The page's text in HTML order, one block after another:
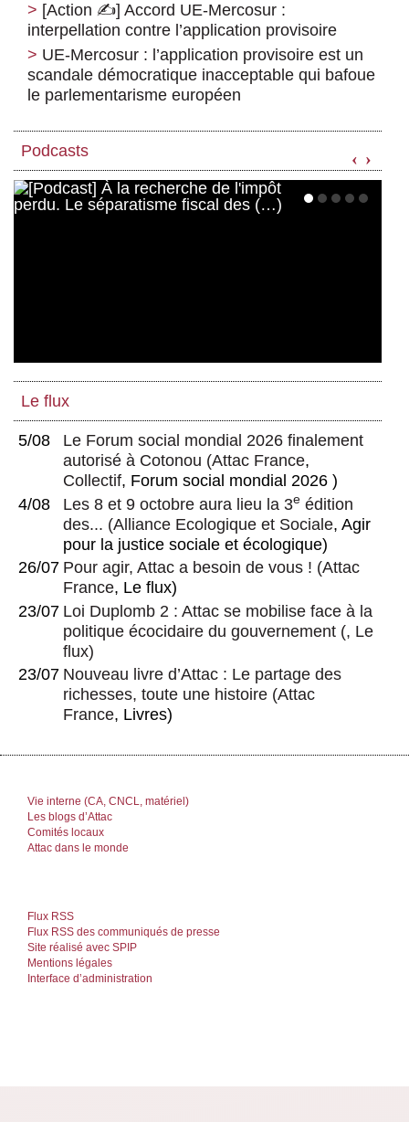
[Action ✍️] Accord UE-Mercosur :
interpellation contre l’application provisoire
UE-Mercosur : l’application provisoire est un
scandale démocratique inacceptable qui bafoue
le parlementarisme européen
Podcasts ‹ ›
Le flux
5/08
Le Forum social mondial 2026 finalement
autorisé à Cotonou (Attac France,
Collectif, Forum social mondial 2026 )
4/08
Les 8 et 9 octobre aura lieu la 3e édition
des... (Alliance Ecologique et Sociale, Agir
pour la justice sociale et écologique)
26/07 Pour agir, Attac a besoin de vous ! (Attac
France, Le flux)
23/07 Loi Duplomb 2 : Attac se mobilise face à la
politique écocidaire du gouvernement (, Le
flux)
23/07 Nouveau livre d’Attac : Le partage des
richesses, toute une histoire (Attac
France, Livres)
Vie interne (CA, CNCL, matériel)
Les blogs d’Attac
Comités locaux
Attac dans le monde
Flux RSS
Flux RSS des communiqués de presse
Site réalisé avec SPIP
Mentions légales
Interface d’administration